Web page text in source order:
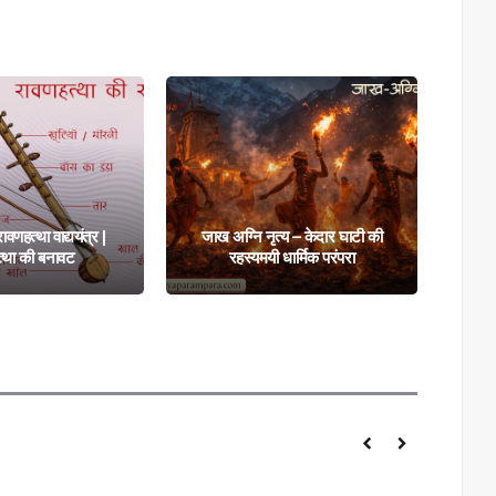
– केदार घाटी की
धार्मिक परंपरा
रावणहत्था | रावणहत्था वाद्ययंत्र |
रावणहत्था की बनावट